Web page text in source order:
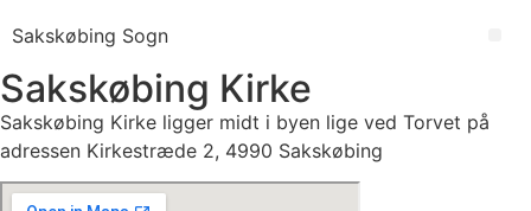
til
indhold
Sakskøbing Sogn
Sakskøbing Kirke
Sakskøbing Kirke ligger midt i byen lige ved Torvet på
adressen Kirkestræde 2, 4990 Sakskøbing